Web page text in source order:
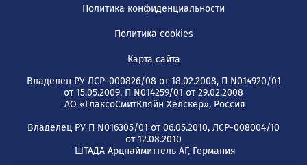
Политика конфиденциальности
Политика cookies
Карта сайта
Владелец РУ ЛСР-000826/08 от 18.02.2008, П N014920/01
от 15.05.2009, П N014259/01 от 29.02.2008
АО «ГлаксоСмитКляйн Хелскер», Россия
Владелец РУ П N016305/01 от 06.05.2010, ЛСР-008004/10
от 12.08.2010
ШТАДА Арцнаймиттель АГ, Германия